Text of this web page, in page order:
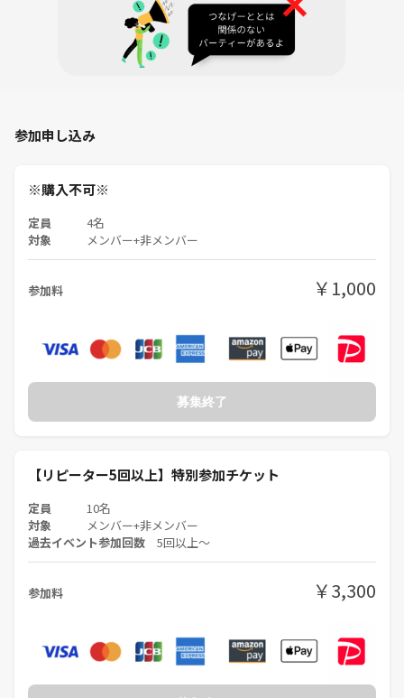
2026年5月16日（土曜日）
16:30までには完全集合でお願いします
JR大塚駅前のスペース
「池袋駅からたったの1駅」
JR大塚駅徒歩1分
■遊ぶゲームやお話しするグループについて：
❓よくある質問🙋
→はい、飲む人は3割くらいです
❷つなげーと初心者だけど大丈夫？
→はいもちろん！
❸女性1人で大丈夫？
→はい、ほとんどは女性1人参加者です
❹身バレの心配ありませんか？
→身バレは絶対しません、写真撮影NG &偽名や源氏名もOKです
❺自己紹介タイムとかありますか？
いと思っています
❻人見知りでも大丈夫ですか？
→はい、全員陰キャです
参加申し込み
※購入不可※
定員 4名
対象 メンバー+非メンバー
参加料 ￥1,000
募集終了
【リピーター5回以上】特別参加チケット
定員 10名
対象 メンバー+非メンバー
過去イベント参加回数 5回以上〜
参加料 ￥3,300